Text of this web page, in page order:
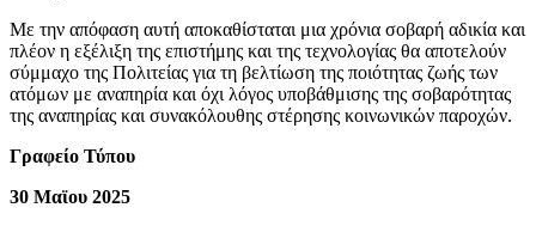
Με την απόφαση αυτή αποκαθίσταται μια χρόνια σοβαρή αδικία και
πλέον η εξέλιξη της επιστήμης και της τεχνολογίας θα αποτελούν
σύμμαχο της Πολιτείας για τη βελτίωση της ποιότητας ζωής των
ατόμων με αναπηρία και όχι λόγος υποβάθμισης της σοβαρότητας
της αναπηρίας και συνακόλουθης στέρησης κοινωνικών παροχών.
Γραφείο Τύπου
30 Μαϊου 2025